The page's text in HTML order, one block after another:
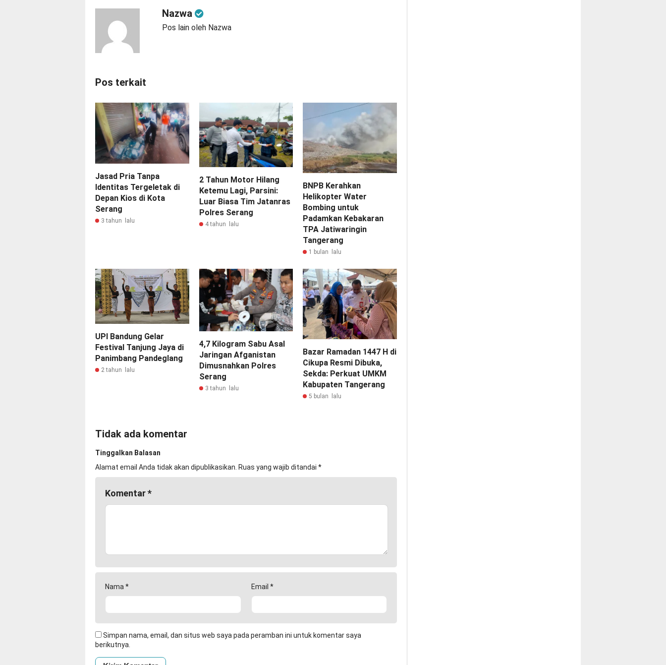
Nazwa
Pos lain oleh Nazwa
Pos terkait
Jasad Pria Tanpa
Identitas Tergeletak di
Depan Kios di Kota
Serang
3 tahun lalu
2 Tahun Motor Hilang
Ketemu Lagi, Parsini:
Luar Biasa Tim Jatanras
Polres Serang
4 tahun lalu
BNPB Kerahkan
Helikopter Water
Bombing untuk
Padamkan Kebakaran
TPA Jatiwaringin
Tangerang
1 bulan lalu
UPI Bandung Gelar
Festival Tanjung Jaya di
Panimbang Pandeglang
2 tahun lalu
4,7 Kilogram Sabu Asal
Jaringan Afganistan
Dimusnahkan Polres
Serang
3 tahun lalu
Bazar Ramadan 1447 H di
Cikupa Resmi Dibuka,
Sekda: Perkuat UMKM
Kabupaten Tangerang
5 bulan lalu
Tidak ada komentar
Tinggalkan Balasan
Alamat email Anda tidak akan dipublikasikan. Ruas yang wajib ditandai *
Komentar*
Nama* Email *
Simpan nama, email, dan situs web saya pada peramban ini untuk komentar saya
berikutnya.